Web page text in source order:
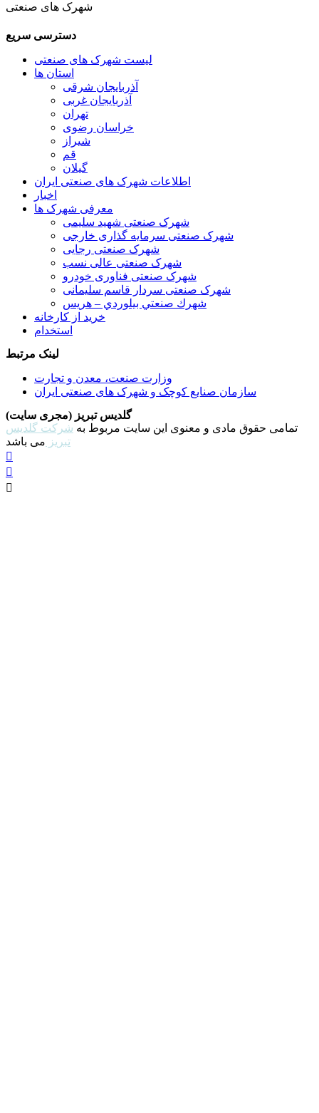
شهرک های صنعتی
دسترسی سریع
لیست شهرک های صنعتی
استان ها
آذربایجان شرقی
آذربایجان غربی
تهران
خراسان رضوی
شیراز
قم
گیلان
اطلاعات شهرک های صنعتی ایران
اخبار
معرفی شهرک ها
شهرک صنعتی شهید سلیمی
شهرک صنعتی سرمایه گذاری خارجی
شهرک صنعتی رجایی
شهرک صنعتی عالی نسب
شهرک صنعتی فناوری خودرو
شهرک صنعتی سردار قاسم سلیمانی
شهرك صنعتي بيلوردي – هريس
خرید از کارخانه
استخدام
لینک مرتبط
وزارت صنعت، معدن و تجارت
سازمان صنایع کوچک و شهرک های صنعتی ایران
گلدیس تبریز (مجری سایت)
تمامی حقوق مادی و معنوی این سایت مربوط به شرکت گلدیس
تبریز می باشد